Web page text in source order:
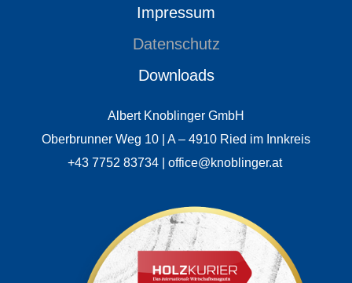
Impressum
Datenschutz
Downloads
Albert Knoblinger GmbH
Oberbrunner Weg 10 | A – 4910 Ried im Innkreis
+43 7752 83734 | office@knoblinger.at